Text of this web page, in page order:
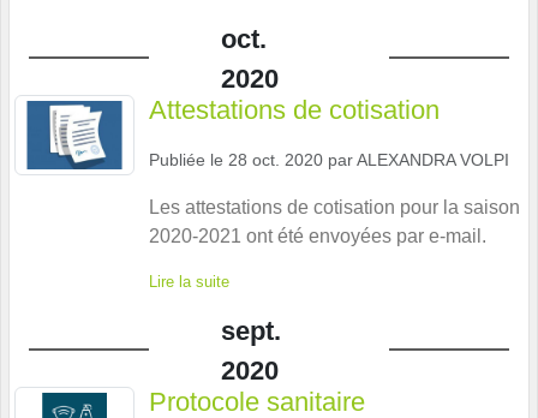
oct.
2020
Attestations de cotisation
Publiée le 28 oct. 2020 parALEXANDRA VOLPI
Les attestations de cotisation pour la saison
2020-2021 ont été envoyées par e-mail.
Lire la suite
sept.
2020
Protocole sanitaire